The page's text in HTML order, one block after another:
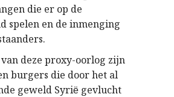
die er op de
spelen en de inmenging
deze proxy-oorlog zijn
burgers die door het al
geweld Syrië gevlucht